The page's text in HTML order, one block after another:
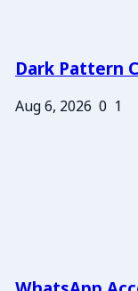
Dark Pattern
Aug 6, 2026 0 1